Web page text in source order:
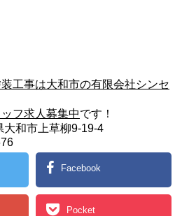
工事は大和市の有限会社シンセ
フ求人募集中です！
和市上草柳9-19-4
Facebook
Pocket